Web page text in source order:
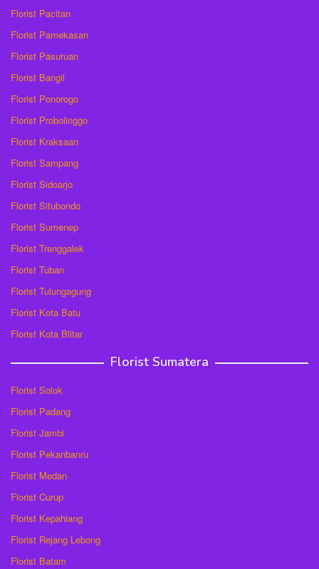
Florist Pacitan
Florist Pamekasan
Florist Pasuruan
Florist Bangil
Florist Ponorogo
Florist Probolinggo
Florist Kraksaan
Florist Sampang
Florist Sidoarjo
Florist Situbondo
Florist Sumenep
Florist Trenggalek
Florist Tuban
Florist Tulungagung
Florist Kota Batu
Florist Kota Blitar
Florist Sumatera
Florist Solok
Florist Padang
Florist Jambi
Florist Pekanbanru
Florist Medan
Florist Curup
Florist Kepahiang
Florist Rejang Lebong
Florist Batam